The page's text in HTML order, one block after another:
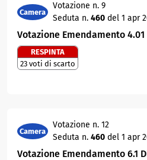
Camera
Votazione n. 9
Seduta n. 460 del 1 apr
Votazione Emendamento 4.01
RESPINTA
23 voti di scarto
Camera
Votazione n. 12
Seduta n. 460 del 1 apr
Votazione Emendamento 6.1